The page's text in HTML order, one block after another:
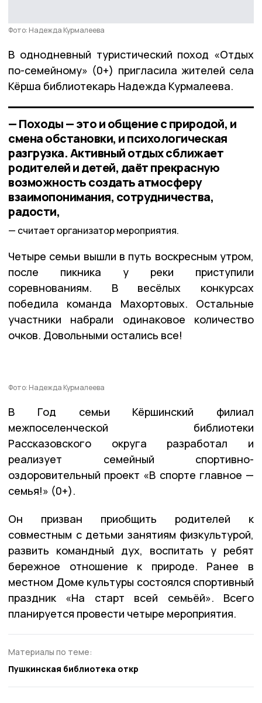
Фото: Надежда Курмалеева
В однодневный туристический поход «Отдых
по-семейному» (0+) пригласила жителей села
Кёрша библиотекарь Надежда Курмалеева.
— Походы — это и общение с природой, и
смена обстановки, и психологическая
разгрузка. Активный отдых сближает
родителей и детей, даёт прекрасную
возможность создать атмосферу
взаимопонимания, сотрудничества,
радости,
считает организатор мероприятия.
Четыре семьи вышли в путь воскресным утром,
после пикника у реки приступили
соревнованиям. В весёлых конкурсах
победила команда Махортовых. Остальные
участники набрали одинаковое количество
очков. Довольными остались все!
Фото: Надежда Курмалеева
В Год семьи Кёршинский филиал
межпоселенческой библиотеки
Рассказовского округа разработал и
реализует семейный спортивно-
оздоровительный проект «В спорте главное —
семья!» (0+).
Он призван приобщить родителей к
совместным с детьми занятиям физкультурой,
развить командный дух, воспитать у ребят
бережное отношение к природе. Ранее в
местном Доме культуры состоялся спортивный
праздник «На старт всей семьёй». Всего
планируется провести четыре мероприятия.
Материалы по теме:
Пушкинская библиотека откр